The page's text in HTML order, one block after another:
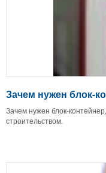
Зачем нужен блок-
Зачем нужен блок-
строительством.